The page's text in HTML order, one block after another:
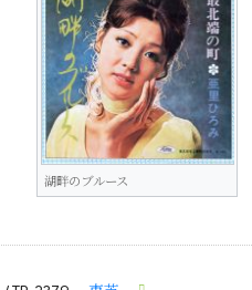
湖畔のブルース